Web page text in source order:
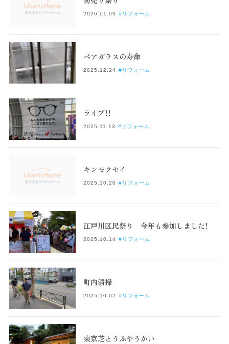
2026.01.09 #リフォーム
ペアガラスの寿命
2025.12.24 #リフォーム
ライブ！！
2025.11.13 #リフォーム
キンモクセイ
2025.10.20 #リフォーム
江戸川区民祭り 今年も参加しました！
2025.10.14 #リフォーム
町内清掃
2025.10.02 #リフォーム
東京芝とうふやうかい